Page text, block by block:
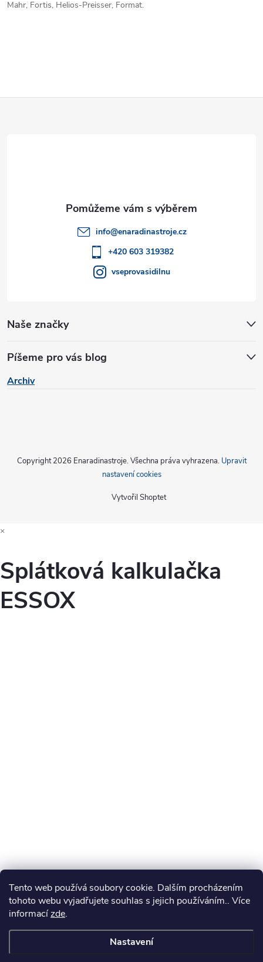
Tento web používá soubory cookie. Dalším procházením
tohoto webu vyjadřujete souhlas s jejich používáním.. Více
informacízde.
Nastavení
k
Mahr, Fortis, Helios-Preisser, Format.
Naše značky
Píšeme pro vás blog
Archiv
info@enaradinastroje.cz
+420 603 319382
vseprovasidilnu
Vytvořil Shoptet
Copyright 2026 Enaradinastroje. Všechna práva vyhrazena. Upravit
nastavení cookies
×
Splátková kalkulačka
ESSOX